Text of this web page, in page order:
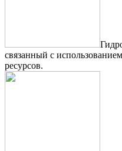
связанный с
ресурсов.